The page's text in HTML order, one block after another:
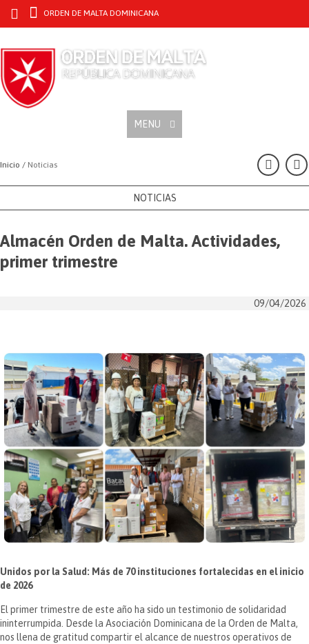
ORDEN DE MALTA DOMINICANA
MENU
Inicio / Noticias
NOTICIAS
Almacén Orden de Malta. Actividades,
primer trimestre
09/04/2026
Unidos por la Salud: Más de 70 instituciones fortalecidas en el inicio
de 2026
El primer trimestre de este año ha sido un testimonio de solidaridad
ininterrumpida. Desde la Asociación Dominicana de la Orden de Malta,
nos llena de gratitud compartir el alcance de nuestros operativos de